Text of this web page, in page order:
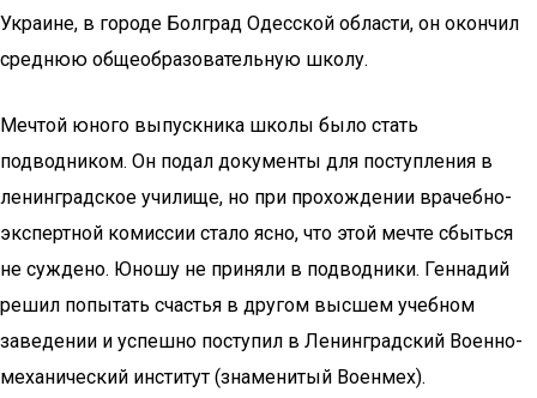
Украине, в городе Болград Одесской области, он окончил
среднюю общеобразовательную школу.
Мечтой юного выпускника школы было стать
подводником. Он подал документы для поступления в
ленинградское училище, но при прохождении врачебно-
экспертной комиссии стало ясно, что этой мечте сбыться
не суждено. Юношу не приняли в подводники. Геннадий
решил попытать счастья в другом высшем учебном
заведении и успешно поступил в Ленинградский Военно-
механический институт (знаменитый Военмех).